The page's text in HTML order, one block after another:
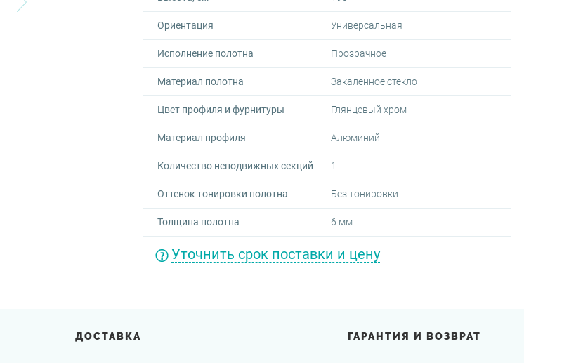
Ориентация Универсальная
Исполнение полотна Прозрачное
Материал полотна Закаленное стекло
Цвет профиля и фурнитуры Глянцевый хром
Материал профиля Алюминий
Количество неподвижных секций 1
Оттенок тонировки полотна Без тонировки
Толщина полотна 6 мм
Уточнить срок поставки и цену
ДОСТАВКА ГАРАНТИЯ И ВОЗВРАТ